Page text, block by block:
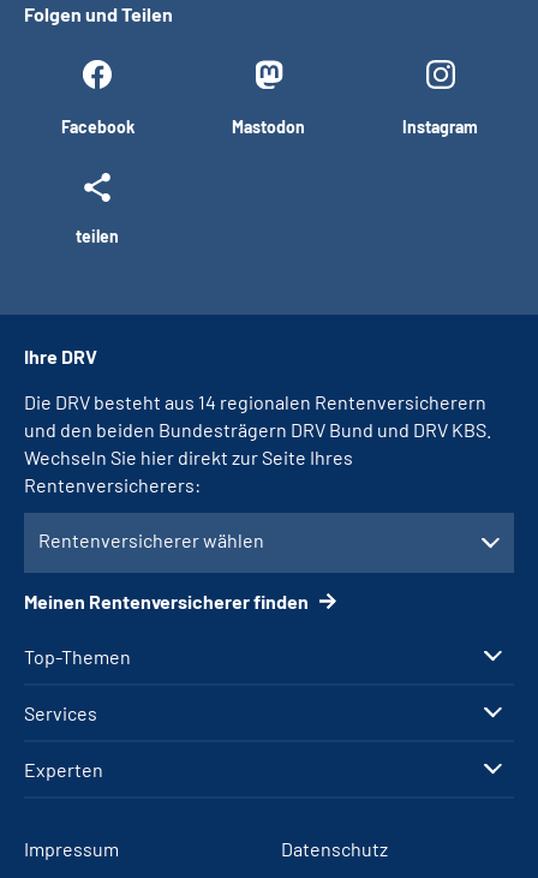
Folgen und Teilen
Facebook Mastodon Instagram
teilen
Top-Themen
Services
Experten
Ihre DRV
Die DRV besteht aus 14 regionalen Rentenversicherern
und den beiden Bundesträgern DRV Bund und DRV KBS.
Wechseln Sie hier direkt zur Seite Ihres
Rentenversicherers:
Rentenversicherer wählen
Meinen Rentenversicherer finden
Impressum
Datenschutz